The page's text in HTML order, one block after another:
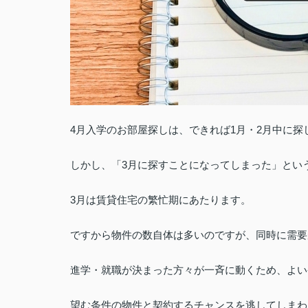
4月入学のお部屋探しは、できれば1月・2月中に
しかし、「3月に探すことになってしまった」と
3月は賃貸住宅の繁忙期にあたります。
ですから物件の数自体は多いのですが、同時に需
進学・就職が決まった方々が一斉に動くため、よ
望む条件の物件と契約するチャンスを逃してしま